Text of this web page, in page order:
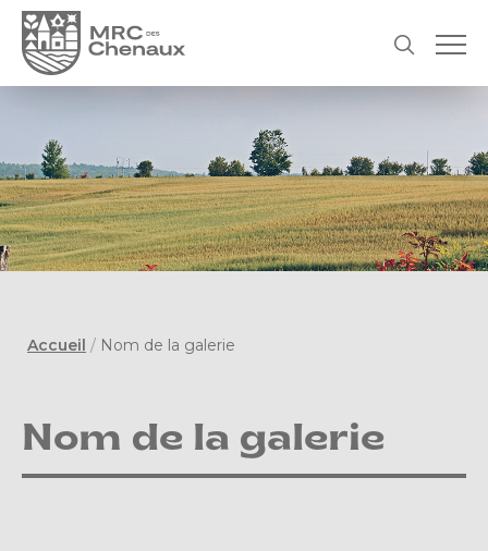
Accueil / Nom de la galerie
Nom de la galerie